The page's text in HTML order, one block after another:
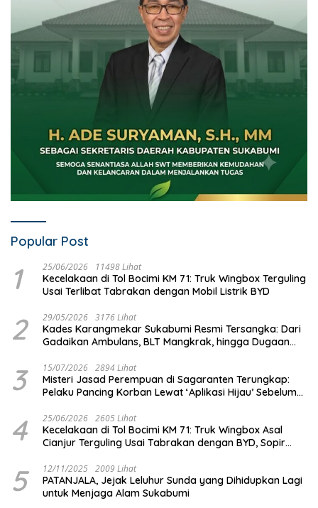
Popular Post
1 25/06/2026 11498 Lihat
Kecelakaan di Tol Bocimi KM 71: Truk Wingbox Terguling
Usai Terlibat Tabrakan dengan Mobil Listrik BYD
2 29/05/2026 3176 Lihat
Kades Karangmekar Sukabumi Resmi Tersangka: Dari
Gadaikan Ambulans, BLT Mangkrak, hingga Dugaan
3 15/07/2026 2894 Lihat
Misteri Jasad Perempuan di Sagaranten Terungkap:
Pelaku Pancing Korban Lewat ‘Aplikasi Hijau’ Sebelum
4 25/06/2026 2605 Lihat
Kecelakaan di Tol Bocimi KM 71: Truk Wingbox Asal
Cianjur Terguling Usai Tabrakan dengan BYD, Sopir
5 12/11/2025 2009 Lihat
PATANJALA, Jejak Leluhur Sunda yang Dihidupkan Lagi
untuk Menjaga Alam Sukabumi